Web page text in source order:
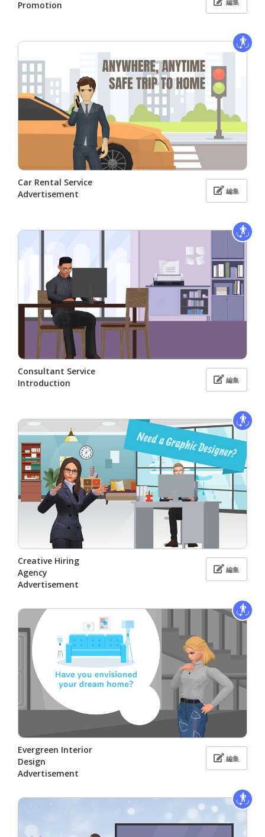
Promotion 編集
Car Rental Service
Advertisement
編集
Consultant Service
Introduction
編集
Creative Hiring
Agency
Advertisement
編集
Evergreen Interior
Design
Advertisement
編集